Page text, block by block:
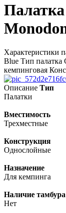
Характеристики
Blue Тип палатка
кемпинговая
Описание Тип
Палатки
Вместимость
Трехместные
Конструкция
Однослойные
Назначение
Для кемпинга
Наличие тамбура
Нет